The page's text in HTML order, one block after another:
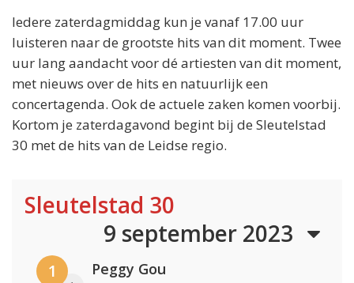
Iedere zaterdagmiddag kun je vanaf 17.00 uur
luisteren naar de grootste hits van dit moment. Twee
uur lang aandacht voor dé artiesten van dit moment,
met nieuws over de hits en natuurlijk een
concertagenda. Ook de actuele zaken komen voorbij.
Kortom je zaterdagavond begint bij de Sleutelstad
30 met de hits van de Leidse regio.
Sleutelstad 30
9 september 2023
1 Peggy Gou